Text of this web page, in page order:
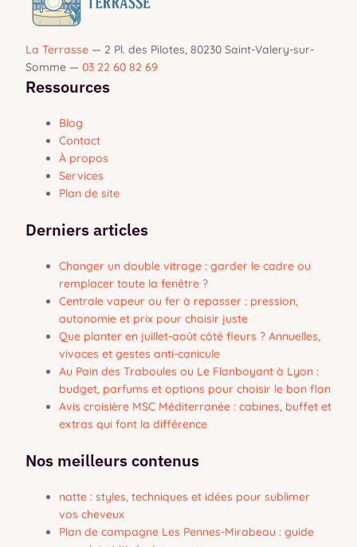
La Terrasse — 2 Pl. des Pilotes, 80230 Saint-Valery-sur-
Somme — 03 22 60 82 69
Ressources
Blog
Contact
À propos
Services
Plan de site
Derniers articles
Changer un double vitrage : garder le cadre ou
remplacer toute la fenêtre ?
Centrale vapeur ou fer à repasser : pression,
autonomie et prix pour choisir juste
Que planter en juillet-août côté fleurs ? Annuelles,
vivaces et gestes anti-canicule
Au Pain des Traboules ou Le Flanboyant à Lyon :
budget, parfums et options pour choisir le bon flan
Avis croisière MSC Méditerranée : cabines, buffet et
extras qui font la différence
Nos meilleurs contenus
natte : styles, techniques et idées pour sublimer
vos cheveux
Plan de campagne Les Pennes-Mirabeau : guide